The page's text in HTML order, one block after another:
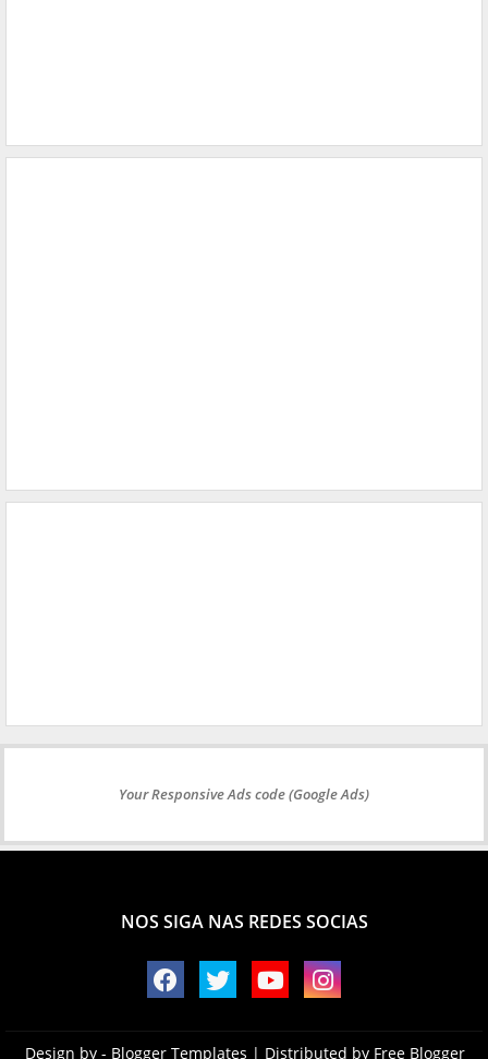
Your Responsive Ads code (Google Ads)
NOS SIGA NAS REDES SOCIAS
Design by - Blogger Templates | Distributed by Free Blogger